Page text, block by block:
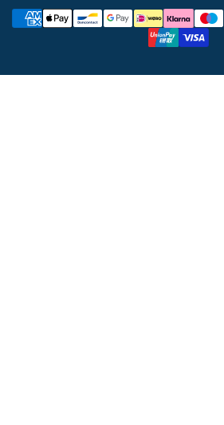
Metodi
di
pagamento